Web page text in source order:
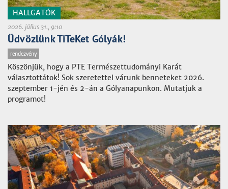
HALLGATÓK
2026. július 31., 9:10
Üdvözlünk TiTeKet Gólyák!
rendezvény
Köszönjük, hogy a PTE Természettudományi Karát
választottátok! Sok szeretettel várunk benneteket 2026.
szeptember 1-jén és 2-án a Gólyanapunkon. Mutatjuk a
programot!